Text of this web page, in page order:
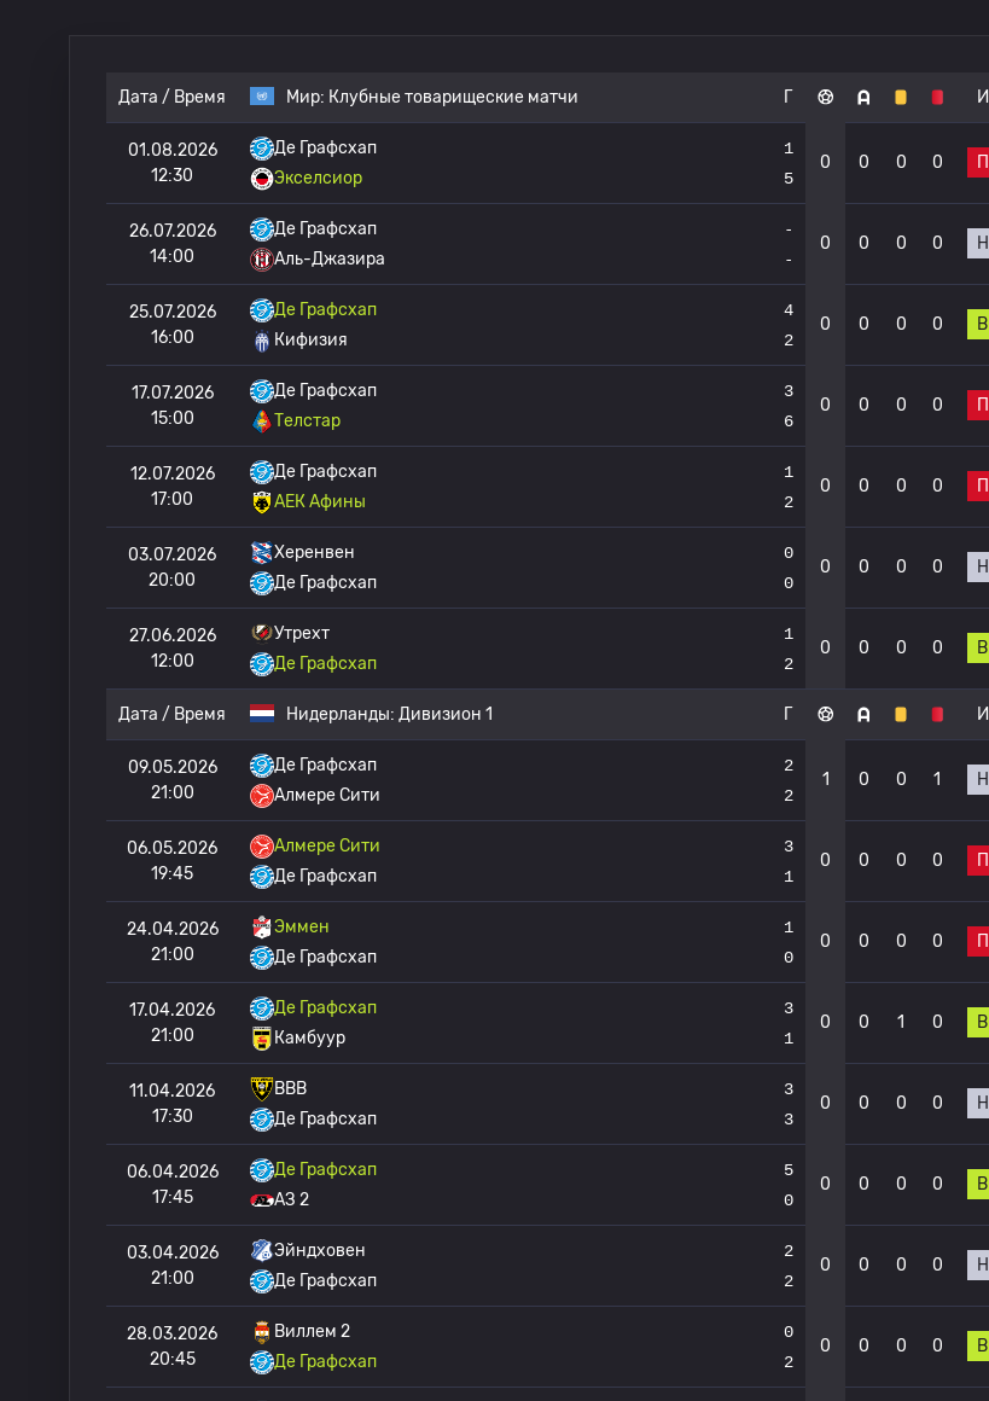
Дата / Время Мир: Клубные товарищеские матчи Г И
01.08.2026
12:30
Де Графсхап
Экселсиор
1
5
0 0 0 0 П
26.07.2026
14:00
Де Графсхап
Аль-Джазира
-
-
0 0 0 0 Н
25.07.2026
16:00
Де Графсхап
Кифизия
4
2
0 0 0 0 В
17.07.2026
15:00
Де Графсхап
Телстар
3
6
0 0 0 0 П
12.07.2026
17:00
Де Графсхап
АЕК Афины
1
2
0 0 0 0 П
03.07.2026
20:00
Херенвен
Де Графсхап
0
0
0 0 0 0 Н
27.06.2026
12:00
Утрехт
Де Графсхап
1
2
0 0 0 0 В
Дата / Время Нидерланды: Дивизион 1 Г И
09.05.2026
21:00
Де Графсхап
Алмере Сити
2
2
1 0 0 1 Н
06.05.2026
19:45
Алмере Сити
Де Графсхап
3
1
0 0 0 0 П
24.04.2026
21:00
Эммен
Де Графсхап
1
0
0 0 0 0 П
17.04.2026
21:00
Де Графсхап
Камбуур
3
1
0 0 1 0 В
11.04.2026
17:30
ВВВ
Де Графсхап
3
3
0 0 0 0 Н
06.04.2026
17:45
Де Графсхап
АЗ 2
5
0
0 0 0 0 В
03.04.2026
21:00
Эйндховен
Де Графсхап
2
2
0 0 0 0 Н
28.03.2026
20:45
Виллем 2
Де Графсхап
0
2
0 0 0 0 В